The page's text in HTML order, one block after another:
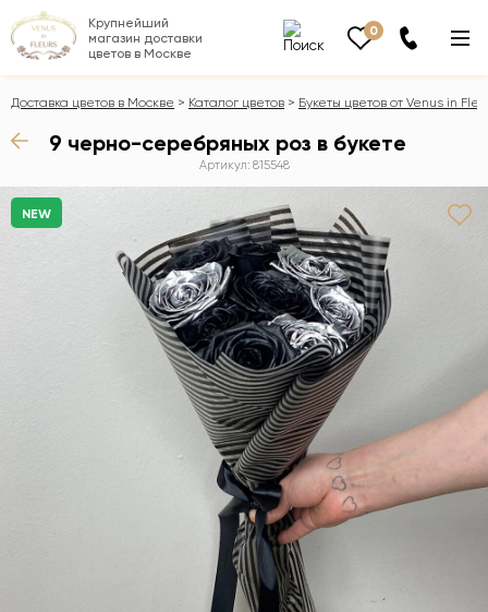
Крупнейший
магазин доставки
цветов в Москве
0
Доставка цветов в Москве Каталог цветов Букеты цветов от Venus in
9 черно-серебряных роз в букете
Артикул: 815548
NEW